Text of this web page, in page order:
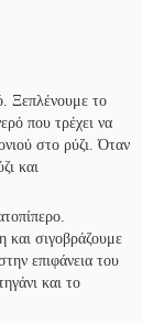
Ξεπλένουμε το
που τρέχει να
στο ρύζι. Όταν
και
και σιγοβράζουμε
επιφάνεια του
και το